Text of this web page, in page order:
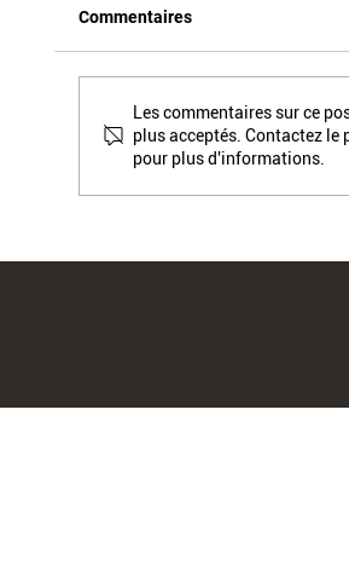
(PPWR 2) PFAS et
Commentaires
Les commentaires sur ce
plus acceptés. Contactez le
pour plus d'informations.